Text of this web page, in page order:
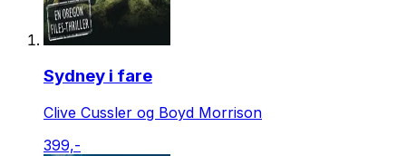
Sydney i fare
Clive Cussler og Boyd Morrison
399,-